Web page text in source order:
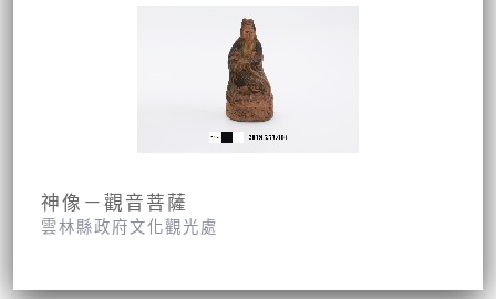
神像－觀音菩薩
雲林縣政府文化觀光處